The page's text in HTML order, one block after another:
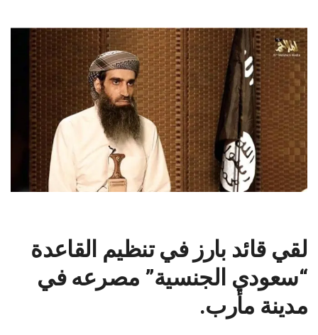
لقي قائد بارز في تنظيم القاعدة
“سعودي الجنسية” مصرعه في
مدينة مأرب.